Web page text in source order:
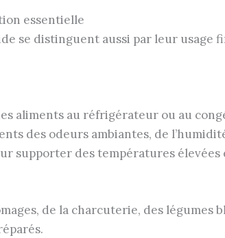
essentielle
se distinguent aussi par leur usage
aliments au réfrigérateur ou au
des odeurs ambiantes, de
supporter des températures
de la charcuterie, des légumes